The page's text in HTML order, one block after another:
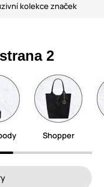
kolekce značek
2
Shopper